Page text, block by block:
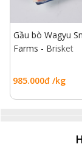
Gầu bò Wagyu
Farms - Brisket
985.000đ /kg